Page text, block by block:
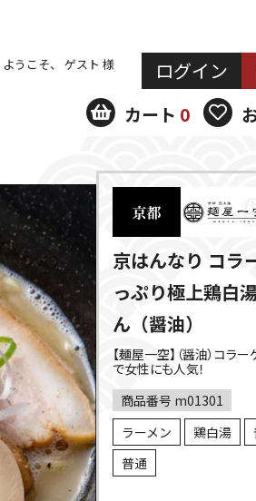
ようこそ、 ゲスト 様 ログイン
カート 0
京はんなり コラ
っぷり極上鶏白
ん（醤油）
【麺屋一空】（醤油）コラ
で女性にも人気！
商品番号 m01301
ラーメン
鶏白湯
普通